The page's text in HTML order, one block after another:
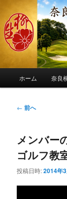
ン
コ
ン
へ
奈良柳
ブログ
季節の話題、ク
筆、喜怒哀楽など
ホーム 奈良
投
ビ
ゲ
ー
シ
← 前へ
メンバー
ゴルフ教
投稿日時:2014年